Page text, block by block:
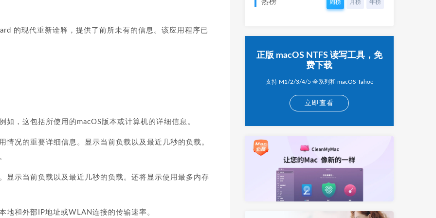
的现代重新诠释，提供了前所未有的信息。该应用程序已
，这包括所使用的macOS版本或计算机的详细信息。
情况的重要详细信息。显示当前负载以及最近几秒的负载。
显示当前负载以及最近几秒的负载。还将显示使用最多内存
地和外部IP地址或WLAN连接的传输速率。
热榜 周榜 月榜 年榜
正版 macOS NTFS 读写工具，免
费下载
支持 M1/2/3/4/5 全系列和 macOS Tahoe
立即查看